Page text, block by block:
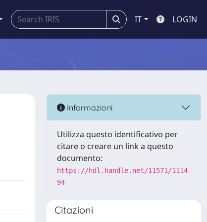
IT LOGIN
Informazioni
Utilizza questo identificativo per
citare o creare un link a questo
documento:
https://hdl.handle.net/11571/1114
94
Citazioni